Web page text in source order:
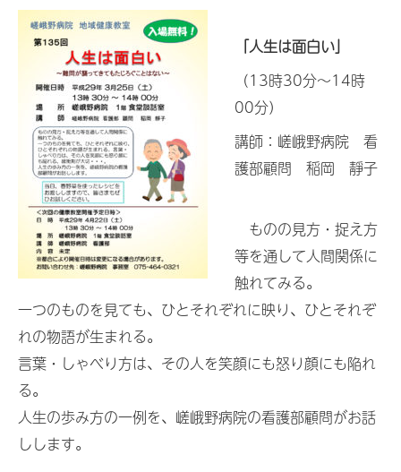
「人生は面白い」
（13時30分～14時
00分）
講師：嵯峨野病院 看
護部顧問 稲岡 靜子
ものの見方・捉え方
等を通して人間関係に
触れてみる。
一つのものを見ても、ひとそれぞれに映り、ひとそれぞ
れの物語が生まれる。
言葉・しゃべり方は、その人を笑顔にも怒り顔にも陥れ
る。
人生の歩み方の一例を、嵯峨野病院の看護部顧問がお話
しします。